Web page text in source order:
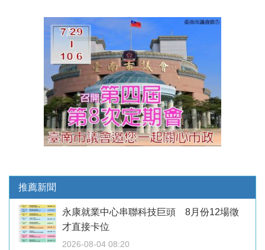
推薦新聞
永康就業中心串聯科技巨頭 8月份12場徵
才直接卡位
2026-08-04 08:20